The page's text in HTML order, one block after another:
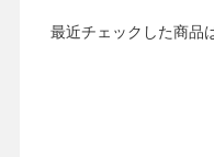
最近チェックした商品